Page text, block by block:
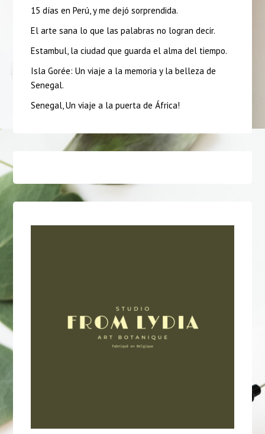
15 días en Perú, y me dejó sorprendida.
El arte sana lo que las palabras no logran decir.
Estambul, la ciudad que guarda el alma del tiempo.
Isla Gorée: Un viaje a la memoria y la belleza de
Senegal.
Senegal, Un viaje a la puerta de África!